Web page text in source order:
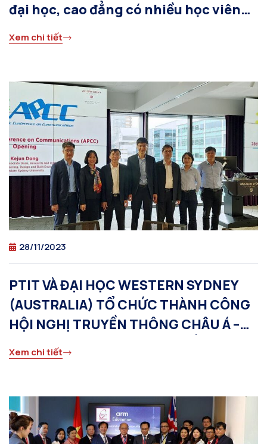
đại học, cao đẳng có nhiều học viên
hoàn thành khóa học thuộc “Chương
trình phát triển nhân tài số” của
Xem chi tiết
28/11/2023
PTIT VÀ ĐẠI HỌC WESTERN SYDNEY
(AUSTRALIA) TỔ CHỨC THÀNH CÔNG
HỘI NGHỊ TRUYỀN THÔNG CHÂU Á –
THÁI BÌNH DƯƠNG (APCC) LẦN THỨ 28
Xem chi tiết